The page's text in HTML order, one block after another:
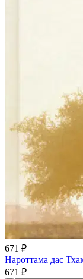
671 ₽
Нароттама дас
671 ₽